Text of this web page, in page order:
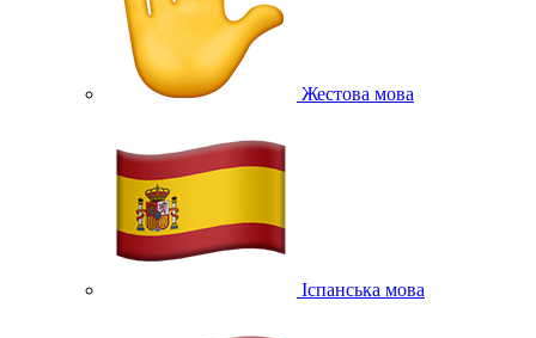
Жестова мова
Іспанська мова